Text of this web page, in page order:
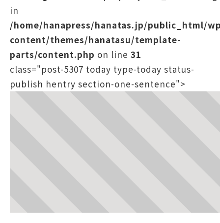
in
/home/hanapress/hanatas.jp/public_html/
content/themes/hanatasu/template-
parts/content.php on line 31
class="post-5307 today type-today status-
publish hentry section-one-sentence">